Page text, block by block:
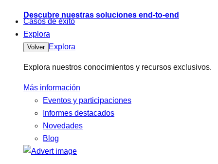
Descubre nuestras soluciones end-to-end
Casos de éxito
Explora
Volver Explora
Explora nuestros conocimientos y recursos exclusivos.
Más información
Eventos y participaciones
Informes destacados
Novedades
Blog